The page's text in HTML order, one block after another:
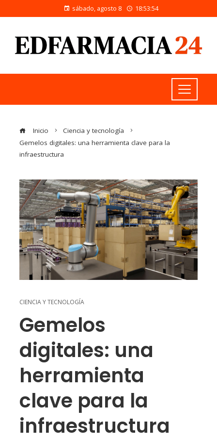
sábado, agosto 8 18:53:55
Inicio
Ciencia y tecnología
Gemelos digitales: una herramienta clave para la
infraestructura
CIENCIA Y TECNOLOGÍA
Gemelos
digitales: una
herramienta
clave para la
infraestructura